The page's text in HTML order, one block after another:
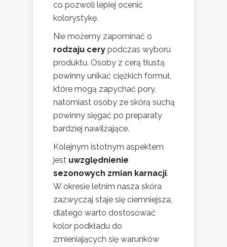
co pozwoli lepiej ocenić
kolorystykę.
Nie możemy zapominać o
rodzaju cery podczas wyboru
produktu. Osoby z cerą tłustą
powinny unikać ciężkich formuł,
które mogą zapychać pory,
natomiast osoby ze skórą suchą
powinny sięgać po preparaty
bardziej nawilżające.
Kolejnym istotnym aspektem
jest uwzględnienie
sezonowych zmian karnacji.
W okresie letnim nasza skóra
zazwyczaj staje się ciemniejsza,
dlatego warto dostosować
kolor podkładu do
zmieniających się warunków